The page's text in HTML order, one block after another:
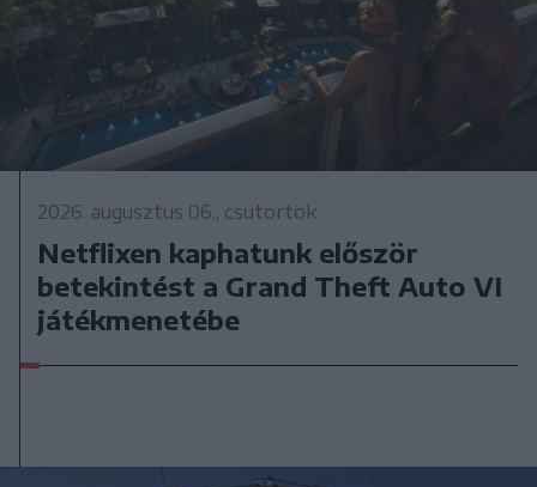
2026. augusztus 06., csütörtök
Netflixen kaphatunk először
betekintést a Grand Theft Auto VI
játékmenetébe